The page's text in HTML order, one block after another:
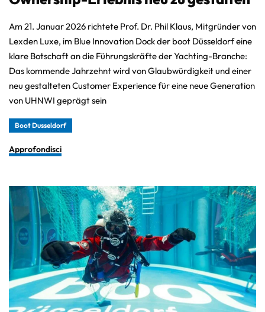
Am 21. Januar 2026 richtete Prof. Dr. Phil Klaus, Mitgründer von
Lexden Luxe, im Blue Innovation Dock der boot Düsseldorf eine
klare Botschaft an die Führungskräfte der Yachting-Branche:
Das kommende Jahrzehnt wird von Glaubwürdigkeit und einer
neu gestalteten Customer Experience für eine neue Generation
von UHNWI geprägt sein
Boot Dusseldorf
Approfondisci